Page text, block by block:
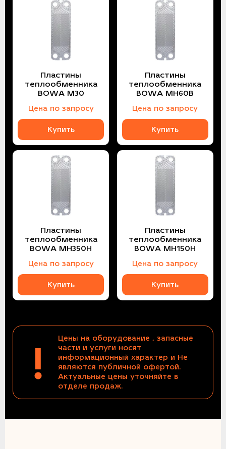
Пластины
теплообменника
BOWA M30
Цена по запросу
Купить
Пластины
теплообменника
BOWA MH60B
Цена по запросу
Купить
Пластины
теплообменника
BOWA MH350H
Цена по запросу
Купить
Пластины
теплообменника
BOWA MH150H
Цена по запросу
Купить
!
Цены на оборудование , запасные
части и услуги носят
информационный характер и Не
являются публичной офертой.
Актуальные цены уточняйте в
отделе продаж.